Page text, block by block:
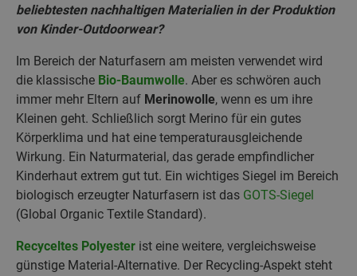
beliebtesten nachhaltigen Materialien in der Produktion
von Kinder-Outdoorwear?
Im Bereich der Naturfasern am meisten verwendet wird
die klassische Bio-Baumwolle. Aber es schwören auch
immer mehr Eltern auf Merinowolle, wenn es um ihre
Kleinen geht. Schließlich sorgt Merino für ein gutes
Körperklima und hat eine temperaturausgleichende
Wirkung. Ein Naturmaterial, das gerade empfindlicher
Kinderhaut extrem gut tut. Ein wichtiges Siegel im Bereich
biologisch erzeugter Naturfasern ist das GOTS-Siegel
(Global Organic Textile Standard).
Recyceltes Polyester ist eine weitere, vergleichsweise
günstige Material-Alternative. Der Recycling-Aspekt steht